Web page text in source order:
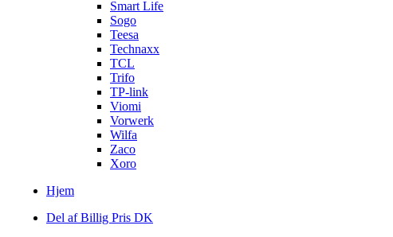
Smart Life
Sogo
Teesa
Technaxx
TCL
Trifo
TP-link
Viomi
Vorwerk
Wilfa
Zaco
Xoro
Hjem
Del af Billig Pris DK